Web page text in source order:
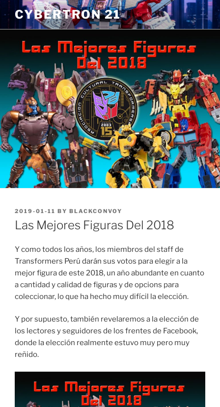
Skip
to
content
CYBERTRON 21
POSTED
ON
2019-01-11 BY BLACKCONVOY
Las Mejores Figuras Del 2018
Y como todos los años, los miembros del staff de
Transformers Perú darán sus votos para elegir a la
mejor figura de este 2018, un año abundante en cuanto
a cantidad y calidad de figuras y de opcions para
coleccionar, lo que ha hecho muy difícil la elección.
Y por supuesto, también revelaremos a la elección de
los lectores y seguidores de los frentes de Facebook,
donde la elección realmente estuvo muy pero muy
reñido.